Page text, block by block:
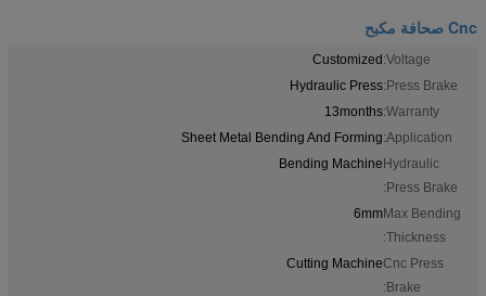
Cnc صحافة مكبح
Voltage:
Customized
Press Brake:
Hydraulic Press
Warranty:
13months
Application:
Sheet Metal Bending And Forming
Hydraulic
Press Brake:
Bending Machine
Max Bending
Thickness:
6mm
Cnc Press
Brake:
Cutting Machine